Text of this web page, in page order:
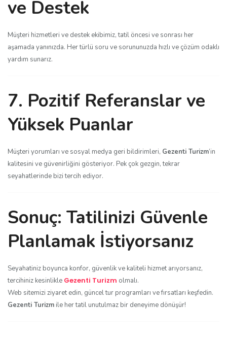
ve Destek
Müşteri hizmetleri ve destek ekibimiz, tatil öncesi ve sonrası her
aşamada yanınızda. Her türlü soru ve sorununuzda hızlı ve çözüm odaklı
yardım sunarız.
7. Pozitif Referanslar ve
Yüksek Puanlar
Müşteri yorumları ve sosyal medya geri bildirimleri, Gezenti Turizm’in
kalitesini ve güvenirliğini gösteriyor. Pek çok gezgin, tekrar
seyahatlerinde bizi tercih ediyor.
Sonuç: Tatilinizi Güvenle
Planlamak İstiyorsanız
Seyahatiniz boyunca konfor, güvenlik ve kaliteli hizmet arıyorsanız,
tercihiniz kesinlikle Gezenti Turizm olmalı.
Web sitemizi ziyaret edin, güncel tur programları ve fırsatları keşfedin.
Gezenti Turizm ile her tatil unutulmaz bir deneyime dönüşür!